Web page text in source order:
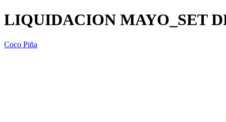
LIQUIDACION MAYO_SET
Coco Piña